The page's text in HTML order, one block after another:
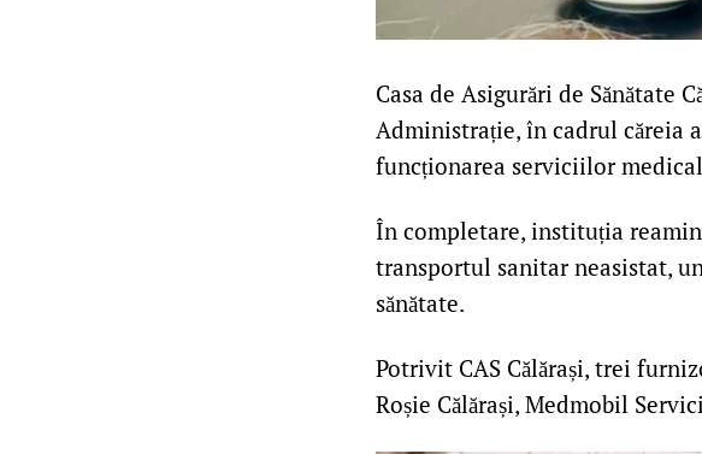
Casa de Asigurări de Sănătate
Administrație, în cadrul căreia
funcționarea serviciilor
În completare, instituția
transportul sanitar neasistat,
sănătate.
Potrivit CAS Călărași, trei
Roșie Călărași, Medmobil